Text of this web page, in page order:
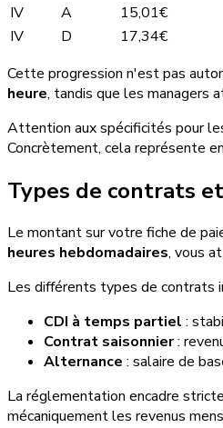
IV
A
15,01€
IV
D
17,34€
Cette progression n'est pas
heure, tandis que les managers
Attention aux spécificités pour
Concrètement, cela représente
Types de contrats
Le montant sur votre fiche de
heures hebdomadaires, vous
Les différents types de contrats
CDI à temps partiel :
Contrat saisonnier:
Alternance : salaire de
La réglementation encadre
mécaniquement les revenus